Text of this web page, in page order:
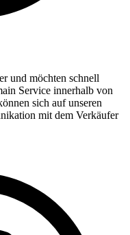
und möchten schnell
Service innerhalb von
sich auf unseren
mit dem Verkäufer